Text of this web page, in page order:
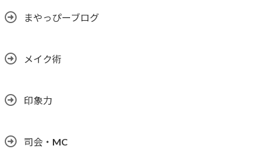
まやっぴーブログ
メイク術
印象力
司会・MC